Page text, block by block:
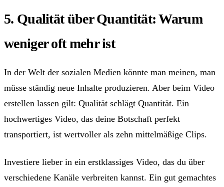
5. Qualität über Quantität: Warum
weniger oft mehr ist
In der Welt der sozialen Medien könnte man meinen, man
müsse ständig neue Inhalte produzieren. Aber beim Video
erstellen lassen gilt: Qualität schlägt Quantität. Ein
hochwertiges Video, das deine Botschaft perfekt
transportiert, ist wertvoller als zehn mittelmäßige Clips.
Investiere lieber in ein erstklassiges Video, das du über
verschiedene Kanäle verbreiten kannst. Ein gut gemachtes